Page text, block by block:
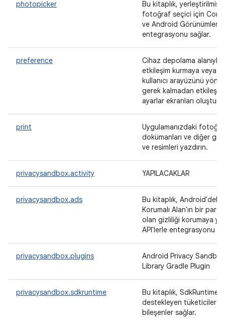
photopicker
Bu kitaplık, yerleştirilmiş
fotoğraf seçici için
ve Android Görünümleri
entegrasyonu sağlar.
preference
Cihaz depolama alanıyla
etkileşim kurmaya veya
kullanıcı arayüzünü
gerek kalmadan
ayarlar ekranları
print
Uygulamanızdaki
dokümanları ve diğer
ve resimleri yazdırın.
privacysandbox.activity YAPILACAKLAR
privacysandbox.ads
Bu kitaplık, Android'deki
Korumalı Alan'ın bir
olan gizliliği korumaya
API'lerle entegrasyonu
privacysandbox.plugins
Android Privacy
Library Gradle Plugin
privacysandbox.sdkruntime
Bu kitaplık, SdkRuntime'ı
destekleyen tüketiciler
bileşenler sağlar.